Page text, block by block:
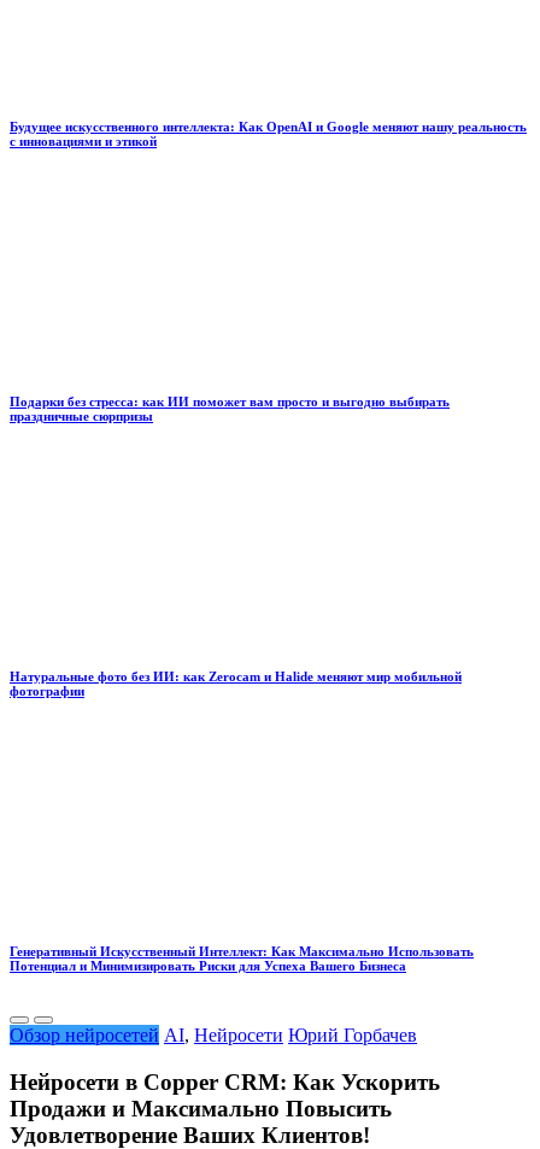
Будущее искусственного интеллекта: Как OpenAI и Google меняют нашу реальность
с инновациями и этикой
Подарки без стресса: как ИИ поможет вам просто и выгодно выбирать
праздничные сюрпризы
Натуральные фото без ИИ: как Zerocam и Halide меняют мир мобильной
фотографии
Генеративный Искусственный Интеллект: Как Максимально Использовать
Потенциал и Минимизировать Риски для Успеха Вашего Бизнеса
Обзор нейросетей AI, Нейросети Юрий Горбачев
Нейросети в Copper CRM: Как Ускорить
Продажи и Максимально Повысить
Удовлетворение Ваших Клиентов!